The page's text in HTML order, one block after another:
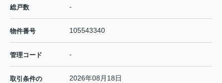
総戸数 -
物件番号 105543340
管理コード -
取引条件の
2026年08月18日